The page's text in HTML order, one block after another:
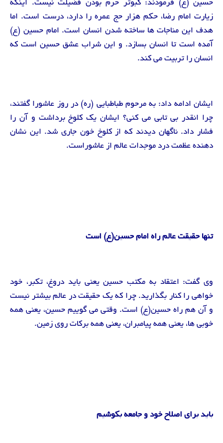
حسین (ع) فرمودند: کبوتر حرم بودن فضیلت نیست. اینکه
زیارت امام رضا، حکم هزار حج عمره را دارد، درست است. اما
هدف این مناجات ها ساخته شدن انسان است. امام حسین (ع)
آمده است تا انسان بسازد. و این شراب عشق حسین است که
انسان را تربیت می کند.
ایشان ادامه داد: به مرحوم طباطبایی (ره) در روز عاشورا گفتند،
چرا انقدر بی تابی می کنی؟ ایشان یک کلوخ برداشت و آن را
فشار داد. ناگهان دیدند که از کلوخ خون جاری شد. این نشان
دهنده عظمت درد موجدات عالم از عاشوراست.
تنها حقیقت عالم راه امام حسین(ع) است
وی گفت: اعتقاد به مکتب حسین یعنی باید دروغ، تکبر، خود
خواهی را کنار بگذارید. چرا که یک حقیقت در عالم بیشتر نیست
و آن هم راه حسین(ع) است. وقتی می گوییم حسین، یعنی همه
خوبی ها، یعنی همه پیامبران، یعنی همه برکات روی زمین.
باید برای اصلاح خود و جامعه بکوشیم